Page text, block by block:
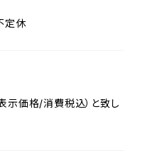
定休
示価格/消費税込）と致し